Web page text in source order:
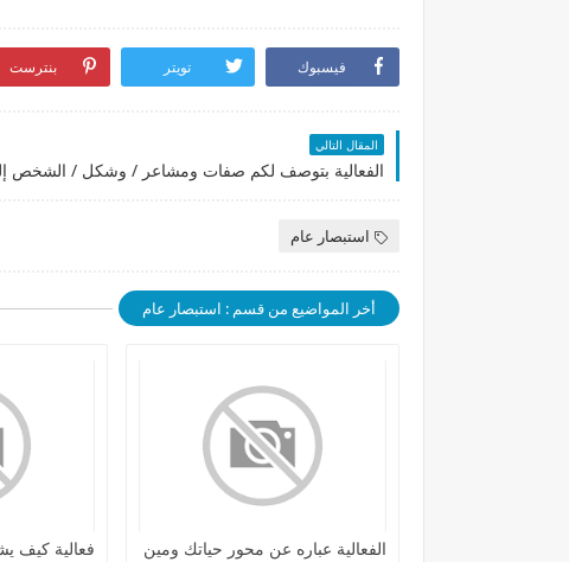
فيسبوك تويتر بنترست
المقال التالي
استبصار عام
أخر المواضيع من قسم : استبصار عام
الفعالية عباره عن محور حياتك ومين
فعالية كيف